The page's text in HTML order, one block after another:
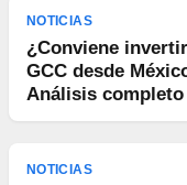
NOTICIAS
¿Conviene
GCC desde
Análisis completo
NOTICIAS